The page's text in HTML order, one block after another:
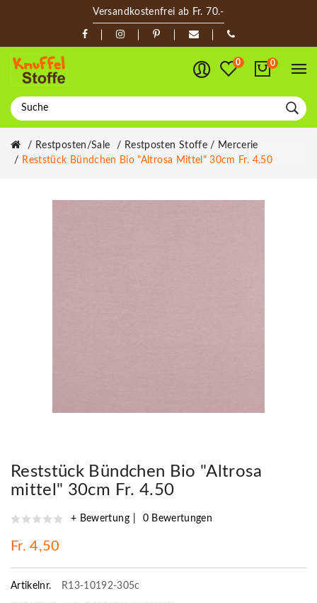
Versandkostenfrei ab Fr. 70.-
0 0
Restposten/Sale
Restposten Stoffe / Mercerie
Reststück Bündchen Bio "Altrosa Mittel" 30cm Fr. 4.50
Reststück Bündchen Bio "Altrosa
mittel" 30cm Fr. 4.50
+ Bewertung 0 Bewertungen
Fr. 4,50
Artikelnr. R13-10192-305c